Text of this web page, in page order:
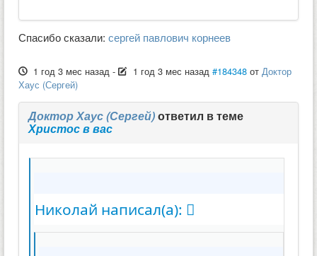
Спасибо сказали: сергей павлович корнеев
1 год 3 мес назад - 1 год 3 мес назад #184348 отДоктор
Хаус (Сергей)
Доктор Хаус (Сергей)ответил в теме
Христос в вас
Николай написал(а):